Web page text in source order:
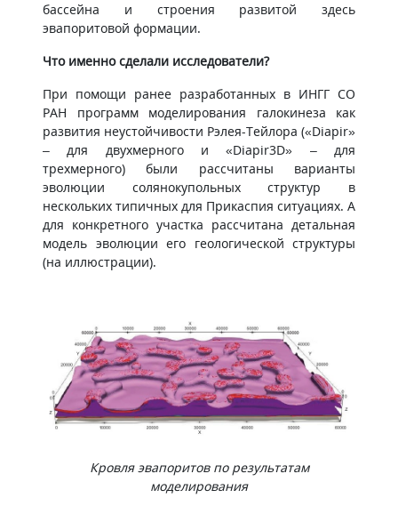
бассейна и строения развитой здесь
эвапоритовой формации.
Что именно сделали исследователи?
При помощи ранее разработанных в ИНГГ СО
РАН программ моделирования галокинеза как
развития неустойчивости Рэлея-Тейлора («Diapir»
– для двухмерного и «Diapir3D» – для
трехмерного) были рассчитаны варианты
эволюции солянокупольных структур в
нескольких типичных для Прикаспия ситуациях. А
для конкретного участка рассчитана детальная
модель эволюции его геологической структуры
(на иллюстрации).
Кровля эвапоритов по результатам
моделирования